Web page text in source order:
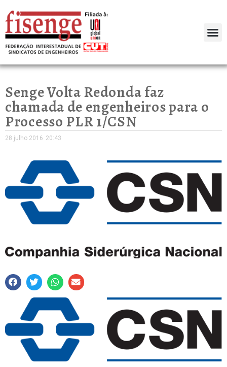
Senge Volta Redonda faz
chamada de engenheiros para o
Processo PLR 1/CSN
28 julho 2016 20:43